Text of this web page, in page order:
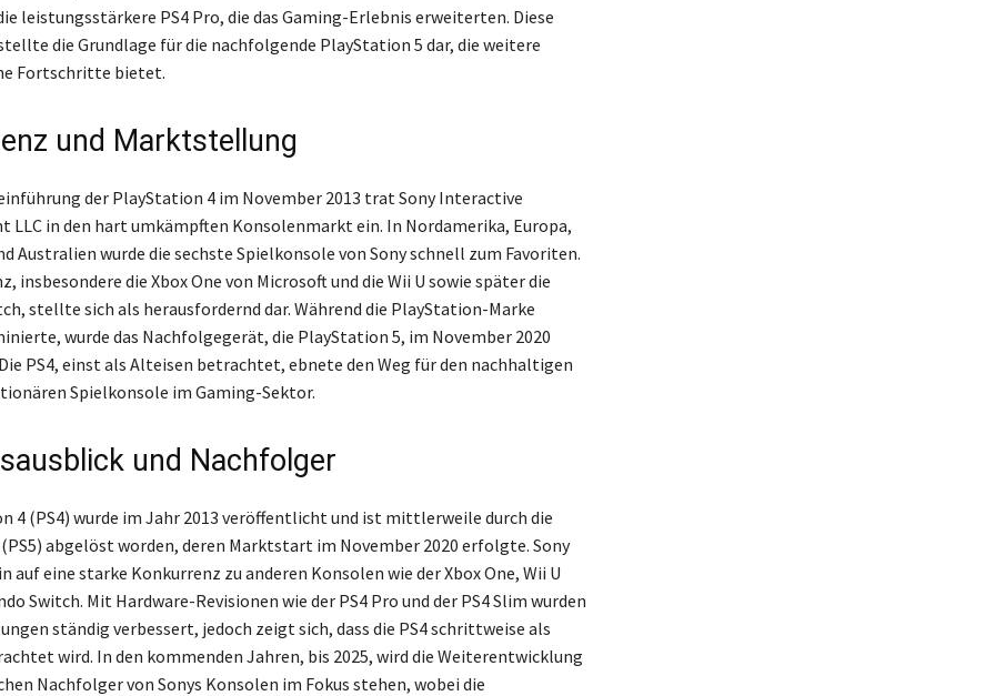
leistungsstärkere PS4 Pro, die das Gaming-Erlebnis erweiterten. Diese
die Grundlage für die nachfolgende PlayStation 5 dar, die weitere
Fortschritte bietet.
und Marktstellung
der PlayStation 4 im November 2013 trat Sony Interactive
LLC in den hart umkämpften Konsolenmarkt ein. In Nordamerika, Europa,
Australien wurde die sechste Spielkonsole von Sony schnell zum Favoriten.
insbesondere die Xbox One von Microsoft und die Wii U sowie später die
stellte sich als herausfordernd dar. Während die PlayStation-Marke
wurde das Nachfolgegerät, die PlayStation 5, im November 2020
PS4, einst als Alteisen betrachtet, ebnete den Weg für den nachhaltigen
Spielkonsole im Gaming-Sektor.
und Nachfolger
4 (PS4) wurde im Jahr 2013 veröffentlicht und ist mittlerweile durch die
abgelöst worden, deren Marktstart im November 2020 erfolgte. Sony
auf eine starke Konkurrenz zu anderen Konsolen wie der Xbox One, Wii U
Switch. Mit Hardware-Revisionen wie der PS4 Pro und der PS4 Slim wurden
ständig verbessert, jedoch zeigt sich, dass die PS4 schrittweise als
wird. In den kommenden Jahren, bis 2025, wird die Weiterentwicklung
Nachfolger von Sonys Konsolen im Fokus stehen, wobei die